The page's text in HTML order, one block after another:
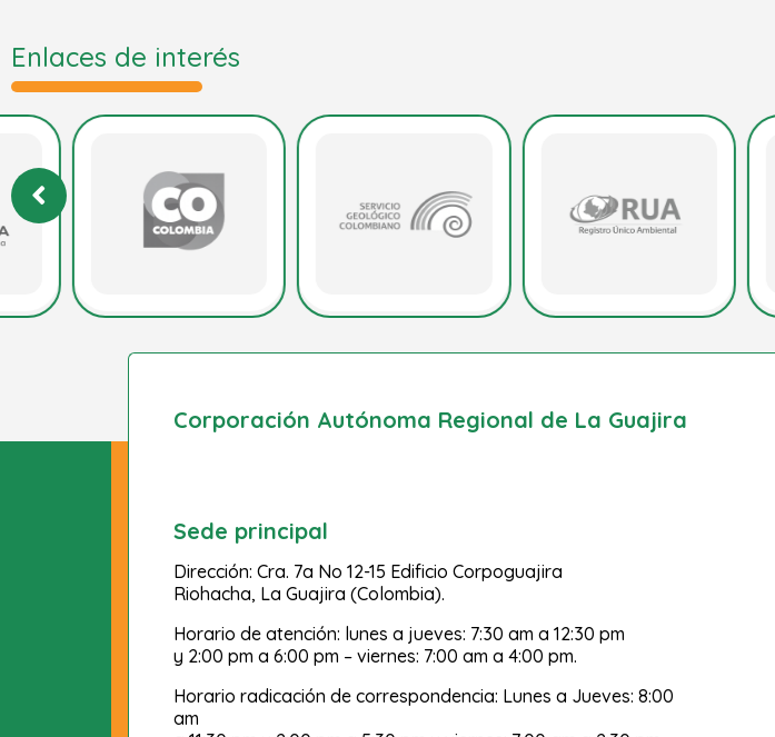
Enlaces de interés
Corporación Autónoma Regional de La Guajira
Sede principal
Dirección: Cra. 7a No 12-15 Edificio Corpoguajira
Riohacha, La Guajira (Colombia).
Horario de atención: lunes a jueves: 7:30 am a 12:30 pm
y 2:00 pm a 6:00 pm – viernes: 7:00 am a 4:00 pm.
Horario radicación de correspondencia: Lunes a Jueves: 8:00
am